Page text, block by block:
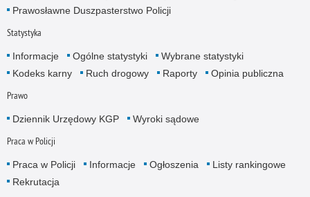
Prawosławne Duszpasterstwo Policji
Statystyka
Informacje Ogólne statystyki
Wybrane statystyki
Kodeks karny
Ruch drogowy Raporty Opinia publiczna
Prawo
Dziennik Urzędowy KGP Wyroki sądowe
Praca w Policji
Praca w Policji Informacje Ogłoszenia
Listy rankingowe
Rekrutacja